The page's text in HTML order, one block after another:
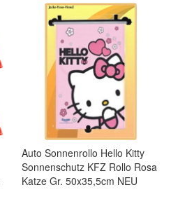
Auto Sonnenrollo Hello Kitty
Sonnenschutz KFZ Rollo Rosa
Katze Gr. 50x35,5cm NEU